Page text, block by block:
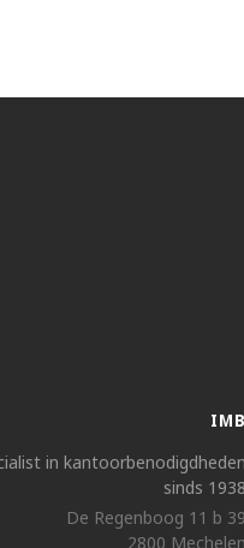
IMB
in kantoorbenodigdheden
sinds 1938
De Regenboog 11 b 39
2800 Mechelen